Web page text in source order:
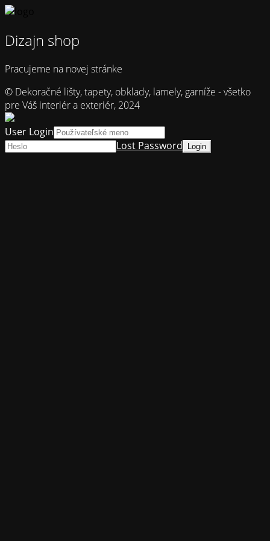
Dizajn shop
Pracujeme na novej stránke
© Dekoračné lišty, tapety, obklady, lamely, garníže - všetko
pre Váš interiér a exteriér, 2024
User Login
Lost Password